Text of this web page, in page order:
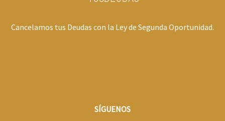
Cancelamos tus Deudas con la Ley de Segunda Oportunidad.
SÍGUENOS